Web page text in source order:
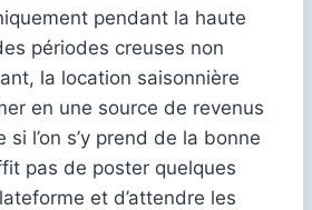
pendant la haute
périodes creuses non
la location saisonnière
en une source de revenus
l’on s’y prend de la bonne
pas de poster quelques
et d’attendre les